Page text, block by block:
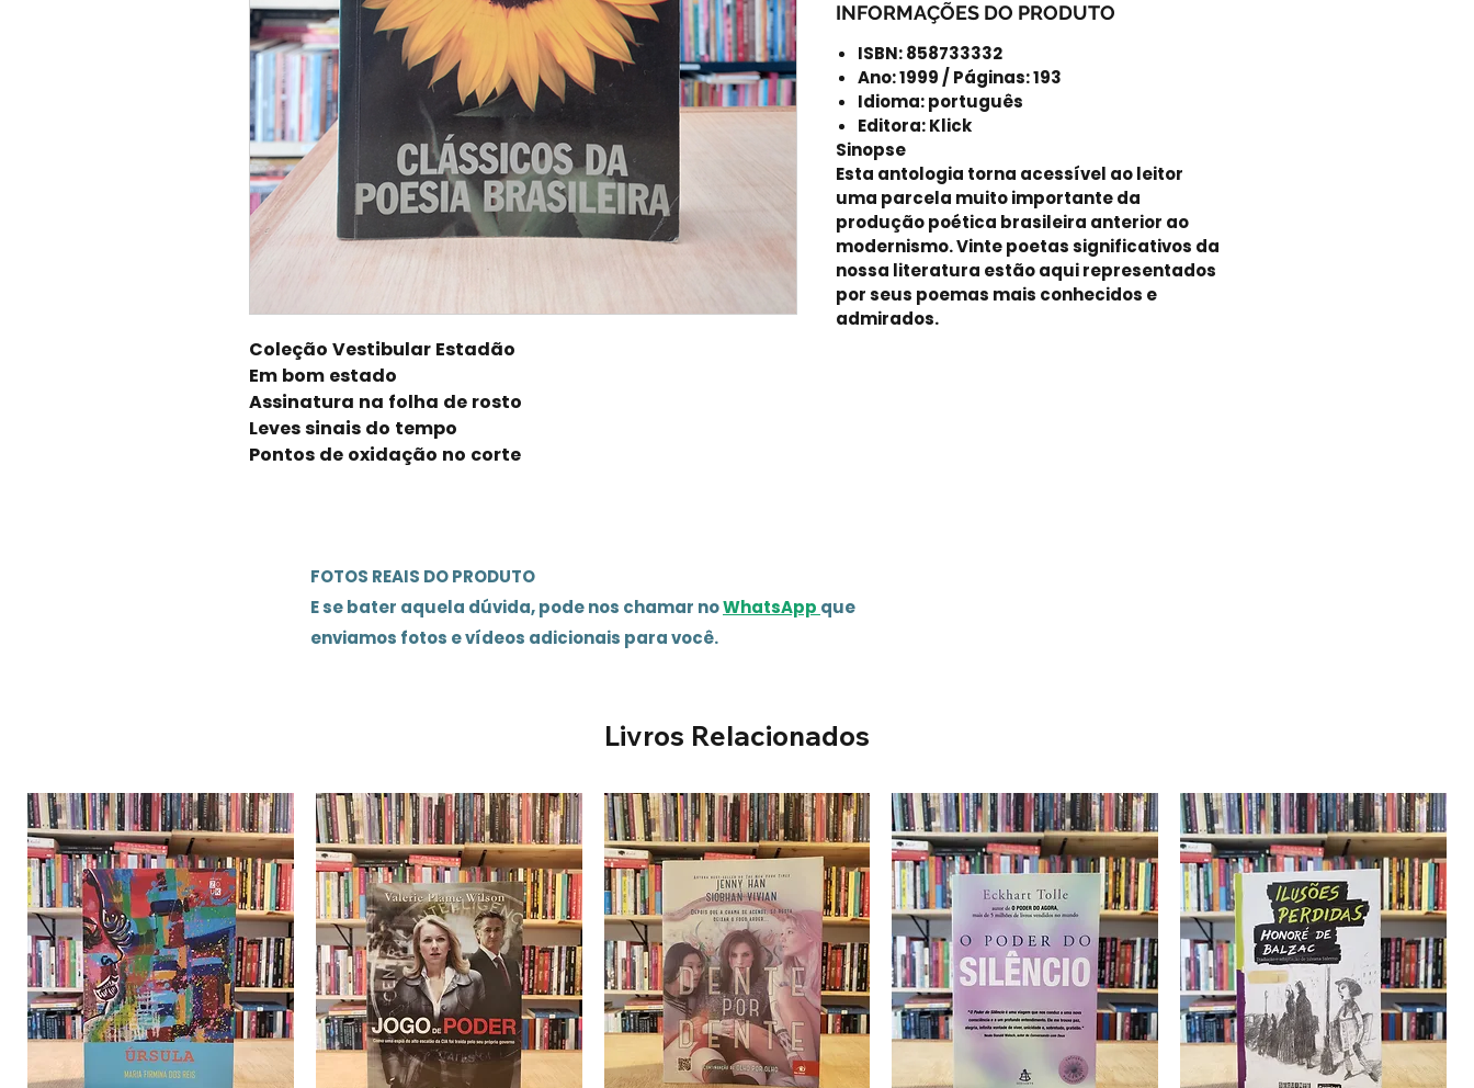
Coleção Vestibular Estadão
Em bom estado
Assinatura na folha de rosto
Leves sinais do tempo
Pontos de oxidação no corte
INFORMAÇÕES DO PRODUTO
ISBN: 858733332
Ano: 1999 / Páginas: 193
Idioma: português
Editora: Klick
Sinopse
Esta antologia torna acessível ao leitor
uma parcela muito importante da
produção poética brasileira anterior ao
modernismo. Vinte poetas significativos da
nossa literatura estão aqui representados
por seus poemas mais conhecidos e
admirados.
FOTOS REAIS DO PRODUTO
E se bater aquela dúvida, pode nos chamar noWhatsApp que
enviamos fotos e vídeos adicionais para você.
Livros Relacionados